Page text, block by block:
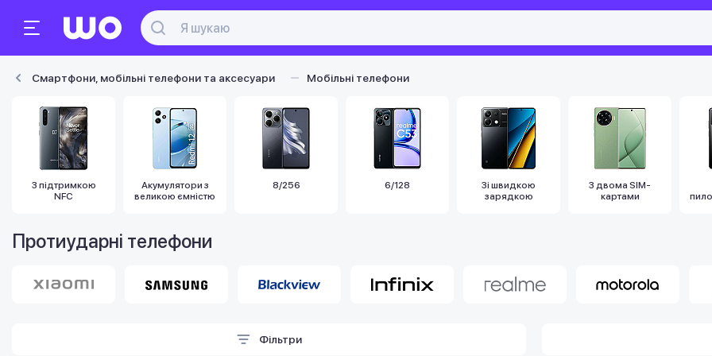
Смартфони, мобільні телефони та аксесуари Мобільні телефони
З підтримкою
NFC
Акумулятори з
великою ємністю
8/256 6/128
Зі швидкою
зарядкою
З двома SIM-
картами
Протиударні телефони
Фільтри